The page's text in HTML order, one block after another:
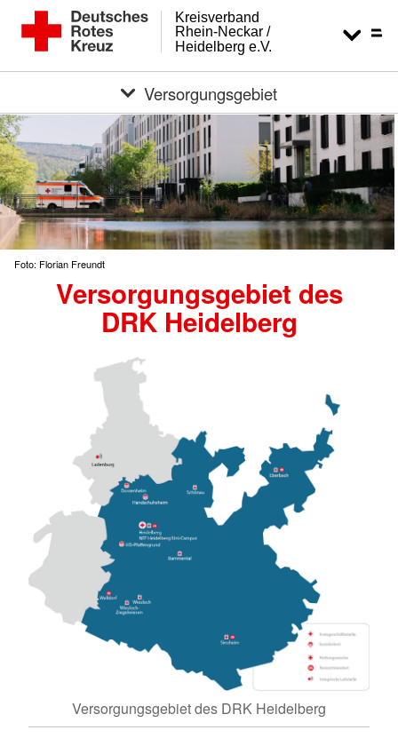
Heidelberg e.V.
Rhein-Neckar /
Kreisverband
Versorgungsgebiet
Foto: Florian Freundt
Versorgungsgebiet des
DRK Heidelberg
Versorgungsgebiet des DRK Heidelberg